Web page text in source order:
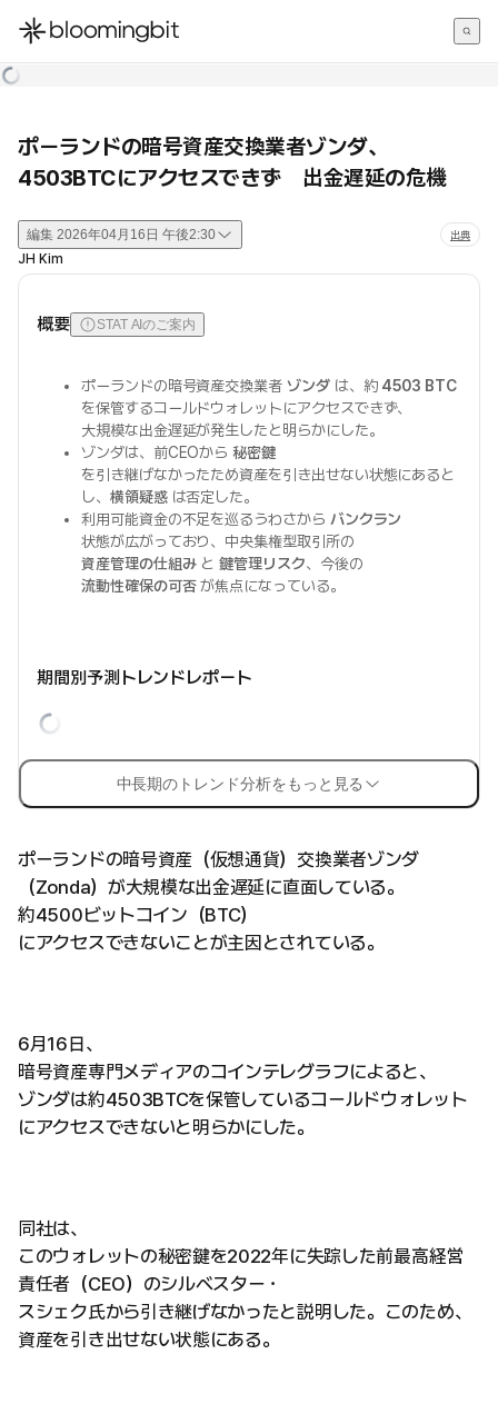
한국어
ポーランドの暗号資産交換業者ゾンダ、
4503BTCにアクセスできず 出金遅延の危機
編集 2026年04月16日 午後2:30 出典
JH Kim
概要 STAT AIのご案内
ポーランドの暗号資産交換業者 ゾンダは、約 4503 BTC
を保管するコールドウォレットにアクセスできず、
大規模な出金遅延が発生したと明らかにした。
ゾンダは、前CEOから 秘密鍵
を引き継げなかったため資産を引き出せない状態にあると
し、 横領疑惑は否定した。
利用可能資金の不足を巡るうわさから バンクラン
状態が広がっており、中央集権型取引所の
資産管理の仕組みと鍵管理リスク、今後の
流動性確保の可否が焦点になっている。
期間別予測トレンドレポート
中長期のトレンド分析をもっと見る
ポーランドの暗号資産（仮想通貨）交換業者ゾンダ
（Zonda）が大規模な出金遅延に直面している。
約4500ビットコイン（BTC）
にアクセスできないことが主因とされている。
6月16日、
暗号資産専門メディアのコインテレグラフによると、
ゾンダは約4503BTCを保管しているコールドウォレット
にアクセスできないと明らかにした。
同社は、
このウォレットの秘密鍵を2022年に失踪した前最高経営
責任者（CEO）のシルベスター・
スシェク氏から引き継げなかったと説明した。このため、
資産を引き出せない状態にある。